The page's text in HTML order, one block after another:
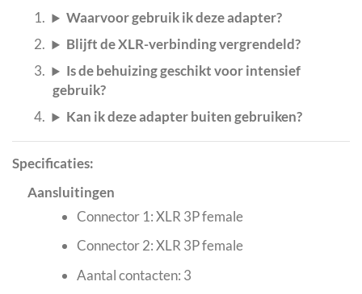
Waarvoor gebruik ik deze adapter?
Blijft de XLR-verbinding vergrendeld?
Is de behuizing geschikt voor intensief
gebruik?
Kan ik deze adapter buiten gebruiken?
Specificaties:
Aansluitingen
Connector 1: XLR 3P female
Connector 2: XLR 3P female
Aantal contacten: 3